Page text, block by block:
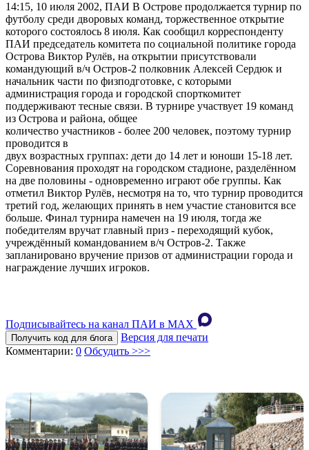
14:15, 10 июля 2002, ПАИ В Острове продолжается турнир по
футболу среди дворовых команд, торжественное открытие
которого состоялось 8 июля. Как сообщил корреспонденту
ПАИ председатель комитета по социальной политике города
Острова Виктор Рулёв, на открытии присутствовали
командующий в/ч Остров-2 полковник Алексей Сердюк и
начальник части по физподготовке, с которыми
администрация города и городской спорткомитет
поддерживают тесные связи. В турнире участвует 19 команд
из Острова и района, общее
количество участников - более 200 человек, поэтому турнир
проводится в
двух возрастных группах: дети до 14 лет и юноши 15-18 лет.
Соревнования проходят на городском стадионе, разделённом
на две половины - одновременно играют обе группы. Как
отметил Виктор Рулёв, несмотря на то, что турнир проводится
третий год, желающих принять в нем участие становится все
больше. Финал турнира намечен на 19 июля, тогда же
победителям вручат главный приз - переходящий кубок,
учреждённый командованием в/ч Остров-2. Также
запланировано вручение призов от администрации города и
награждение лучших игроков.
Подписывайтесь на канал ПАИ в MAХ
Получить код для блога
Версия для печати
Комментарии: 0 Обсудить >>>